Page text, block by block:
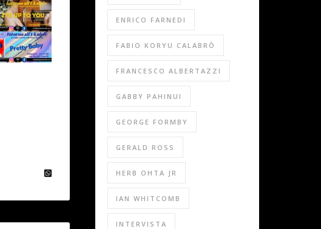
ENRICO FARNEDI
FABIO KORYU CALABRÒ
FRANCESCO ALBERTAZZI
GABBY PAHINUI
GEORGE FORMBY
GERALD ROSS
HERB OHTA JR
IAN WHITCOMB
INTERVISTA